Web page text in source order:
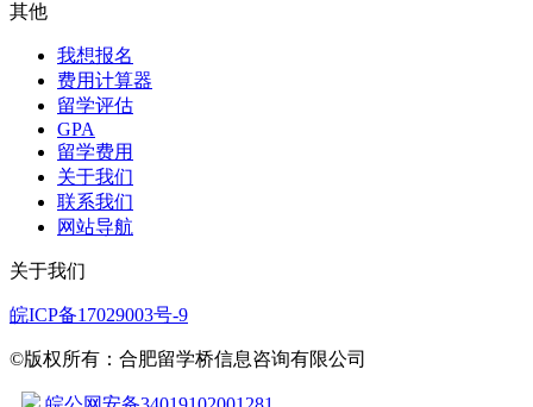
其他
我想报名
费用计算器
留学评估
GPA
留学费用
关于我们
联系我们
网站导航
关于我们
皖ICP备17029003号-9
©版权所有：合肥留学桥信息咨询有限公司